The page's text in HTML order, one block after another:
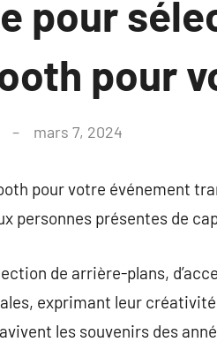
pour
pour
mars 7, 2024
pour votre événement
personnes présentes de
de arrière-plans,
exprimant leur
les souvenirs des